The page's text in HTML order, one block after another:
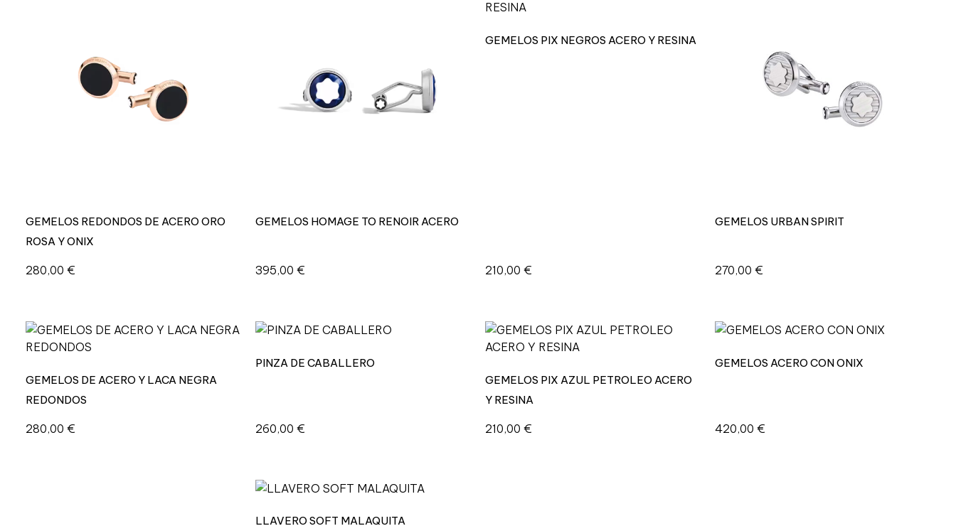
GEMELOS REDONDOS DE ACERO ORO
ROSA Y ONIX
280,00 €
GEMELOS HOMAGE TO RENOIR ACERO
395,00 €
GEMELOS PIX NEGROS ACERO Y RESINA
210,00 €
GEMELOS URBAN SPIRIT
270,00 €
GEMELOS DE ACERO Y LACA NEGRA
REDONDOS
280,00 €
PINZA DE CABALLERO
260,00 €
GEMELOS PIX AZUL PETROLEO ACERO
Y RESINA
210,00 €
GEMELOS ACERO CON ONIX
420,00 €
LLAVERO SOFT MALAQUITA